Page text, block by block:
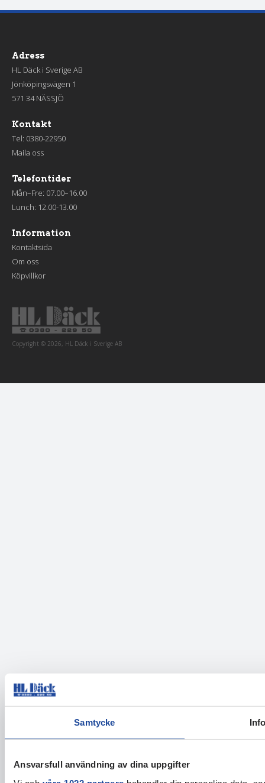
Samtycke
Ansvarsfull användning av dina uppgifter
Adress
HL Däck i Sverige AB
Jönköpingsvägen 1
571 34 NÄSSJÖ
Kontakt
Tel: 0380-22950
Maila oss
Telefontider
Mån–Fre: 07.00–16.00
Lunch: 12.00-13.00
Information
Kontaktsida
Om oss
Köpvillkor
Copyright © 2026, HL Däck i Sverige AB